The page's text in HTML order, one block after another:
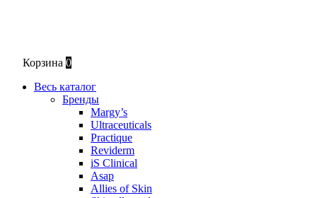
Корзина 0
Весь каталог
Бренды
Margy’s
Ultraceuticals
Practique
Reviderm
iS Clinical
Asap
Allies of Skin